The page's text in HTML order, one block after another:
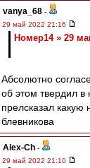
vanya_68 -
29 май 2022 21:16
Номер14 » 29
Абсолютно
об этом твердил
прелсказал какую
блевникова
Alex-Ch -
29 май 2022 21:10